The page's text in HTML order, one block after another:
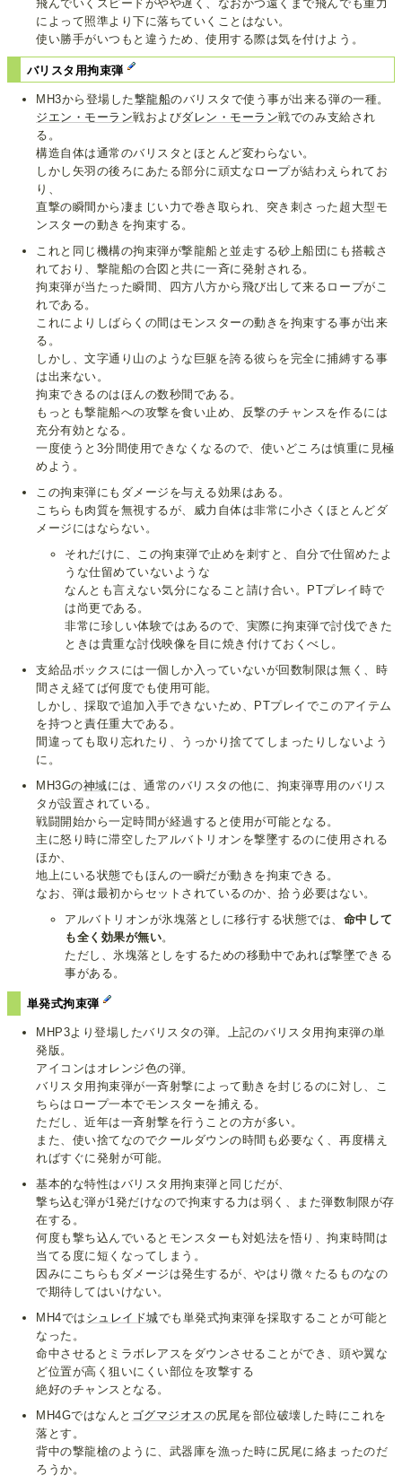
飛んでいくスピードがやや遅く、なおかつ遠くまで飛んでも重力
によって照準より下に落ちていくことはない。
使い勝手がいつもと違うため、使用する際は気を付けよう。
バリスタ用拘束弾
MH3から登場した撃龍船のバリスタで使う事が出来る弾の一種。
ジエン・モーラン戦およびダレン・モーラン戦でのみ支給され
る。
構造自体は通常のバリスタとほとんど変わらない。
しかし矢羽の後ろにあたる部分に頑丈なロープが結わえられてお
り、
直撃の瞬間から凄まじい力で巻き取られ、突き刺さった超大型モ
ンスターの動きを拘束する。
これと同じ機構の拘束弾が撃龍船と並走する砂上船団にも搭載さ
れており、撃龍船の合図と共に一斉に発射される。
拘束弾が当たった瞬間、四方八方から飛び出して来るロープがこ
れである。
これによりしばらくの間はモンスターの動きを拘束する事が出来
る。
しかし、文字通り山のような巨躯を誇る彼らを完全に捕縛する事
は出来ない。
拘束できるのはほんの数秒間である。
もっとも撃龍船への攻撃を食い止め、反撃のチャンスを作るには
充分有効となる。
一度使うと3分間使用できなくなるので、使いどころは慎重に見極
めよう。
この拘束弾にもダメージを与える効果はある。
こちらも肉質を無視するが、威力自体は非常に小さくほとんどダ
メージにはならない。
それだけに、この拘束弾で止めを刺すと、自分で仕留めたよ
うな仕留めていないような
なんとも言えない気分になること請け合い。PTプレイ時で
は尚更である。
非常に珍しい体験ではあるので、実際に拘束弾で討伐できた
ときは貴重な討伐映像を目に焼き付けておくべし。
支給品ボックスには一個しか入っていないが回数制限は無く、時
間さえ経てば何度でも使用可能。
しかし、採取で追加入手できないため、PTプレイでこのアイテム
を持つと責任重大である。
間違っても取り忘れたり、うっかり捨ててしまったりしないよう
に。
MH3Gの神域には、通常のバリスタの他に、拘束弾専用のバリス
タが設置されている。
戦闘開始から一定時間が経過すると使用が可能となる。
主に怒り時に滞空したアルバトリオンを撃墜するのに使用される
ほか、
地上にいる状態でもほんの一瞬だが動きを拘束できる。
なお、弾は最初からセットされているのか、拾う必要はない。
アルバトリオンが氷塊落としに移行する状態では、 命中して
も全く効果が無い。
ただし、氷塊落としをするための移動中であれば撃墜できる
事がある。
単発式拘束弾
MHP3より登場したバリスタの弾。上記のバリスタ用拘束弾の単
発版。
アイコンはオレンジ色の弾。
バリスタ用拘束弾が一斉射撃によって動きを封じるのに対し、こ
ちらはロープ一本でモンスターを捕える。
ただし、近年は一斉射撃を行うことの方が多い。
また、使い捨てなのでクールダウンの時間も必要なく、再度構え
ればすぐに発射が可能。
基本的な特性はバリスタ用拘束弾と同じだが、
撃ち込む弾が1発だけなので拘束する力は弱く、また弾数制限が存
在する。
何度も撃ち込んでいるとモンスターも対処法を悟り、拘束時間は
当てる度に短くなってしまう。
因みにこちらもダメージは発生するが、やはり微々たるものなの
で期待してはいけない。
MH4では シュレイド城でも単発式拘束弾を採取することが可能と
なった。
命中させるとミラボレアスをダウンさせることができ、頭や翼な
ど位置が高く狙いにくい部位を攻撃する
絶好のチャンスとなる。
MH4Gではなんと ゴグマジオスの尻尾を部位破壊した時にこれを
落とす。
背中の撃龍槍のように、武器庫を漁った時に尻尾に絡まったのだ
ろうか。